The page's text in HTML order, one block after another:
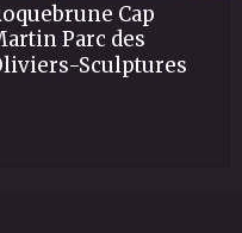
Cap
Parc des
Sculptures